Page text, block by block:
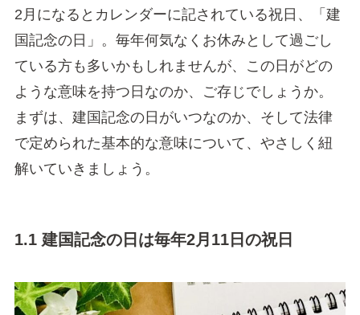
2月になるとカレンダーに記されている祝日、「建
国記念の日」。毎年何気なくお休みとして過ごし
ている方も多いかもしれませんが、この日がどの
ような意味を持つ日なのか、ご存じでしょうか。
まずは、建国記念の日がいつなのか、そして法律
で定められた基本的な意味について、やさしく紐
解いていきましょう。
1.1 建国記念の日は毎年2月11日の祝日